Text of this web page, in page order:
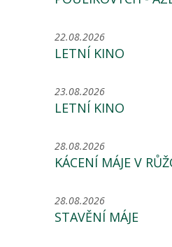
22.08.2026
LETNÍ KINO
23.08.2026
LETNÍ KINO
28.08.2026
KÁCENÍ MÁJE V
28.08.2026
STAVĚNÍ MÁJE